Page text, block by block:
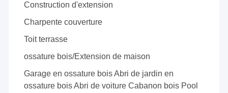
Construction d'extension
Charpente couverture
Toit terrasse
ossature bois/Extension de maison
Garage en ossature bois Abri de jardin en
ossature bois Abri de voiture Cabanon bois Pool